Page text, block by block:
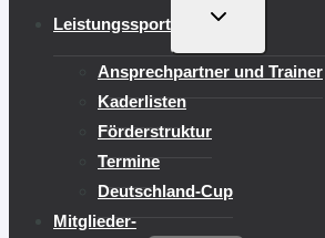
Leistungssport
UNTERMENÜ
Ansprechpartner und Trainer
Kaderlisten
Förderstruktur
Termine
Deutschland-Cup
Mitglieder-